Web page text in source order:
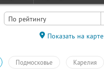
По рейтингу
Показать на карте
Подмосковье Карелия